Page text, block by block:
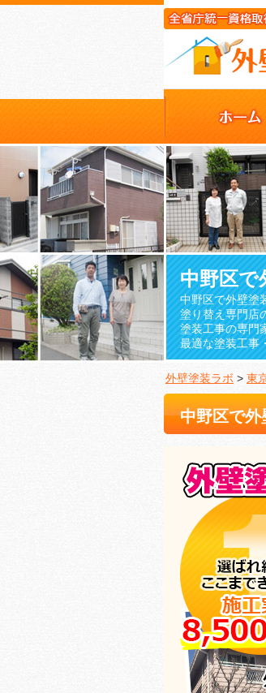
中野区で
中野区で外壁塗
塗り替え専門店
塗装工事の専門
最適な塗装工事
外壁塗装ラボ > 東
中野区で外